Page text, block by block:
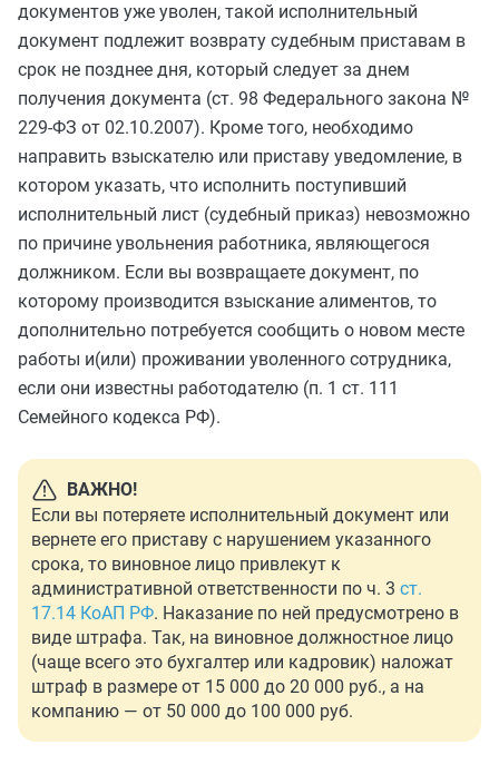
документов уже уволен, такой исполнительный
документ подлежит возврату судебным приставам в
срок не позднее дня, который следует за днем
получения документа (ст. 98 Федерального закона №
229-ФЗ от 02.10.2007). Кроме того, необходимо
направить взыскателю или приставу уведомление, в
котором указать, что исполнить поступивший
исполнительный лист (судебный приказ) невозможно
по причине увольнения работника, являющегося
должником. Если вы возвращаете документ, по
которому производится взыскание алиментов, то
дополнительно потребуется сообщить о новом месте
работы и(или) проживании уволенного сотрудника,
если они известны работодателю (п. 1 ст. 111
Семейного кодекса РФ).
ВАЖНО!
Если вы потеряете исполнительный документ или
вернете его приставу с нарушением указанного
срока, то виновное лицо привлекут к
административной ответственности по ч. 3 ст.
17.14 КоАП РФ. Наказание по ней предусмотрено в
виде штрафа. Так, на виновное должностное лицо
(чаще всего это бухгалтер или кадровик) наложат
штраф в размере от 15 000 до 20 000 руб., а на
компанию — от 50 000 до 100 000 руб.